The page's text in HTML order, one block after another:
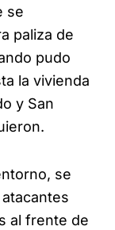
se
paliza de
pudo
la vivienda
y San
se
al frente de